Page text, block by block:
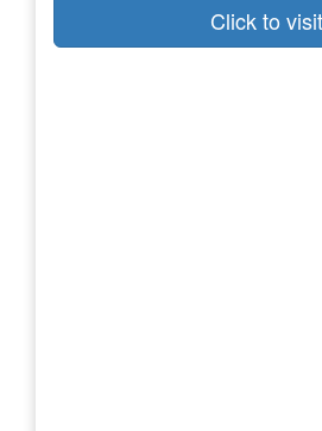
Click to visit